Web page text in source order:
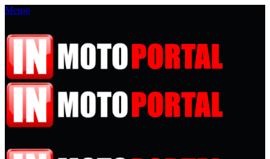
Меню